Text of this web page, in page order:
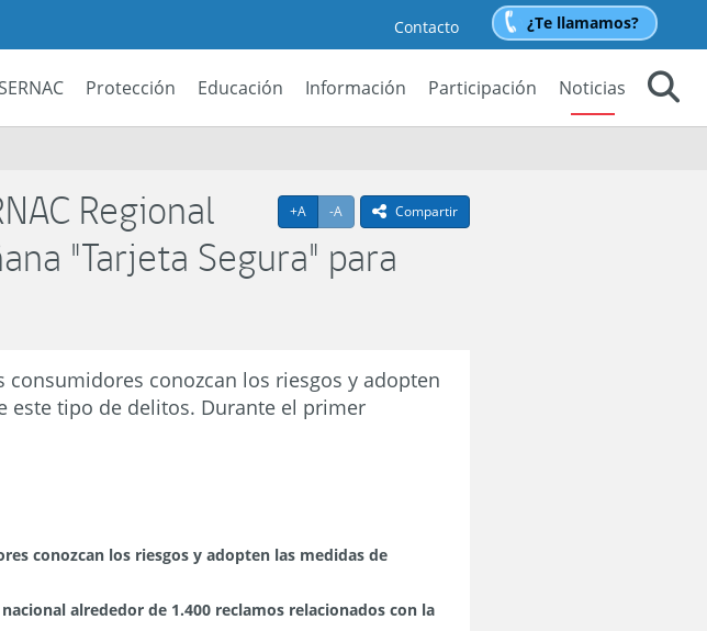
Contacto ¿Te llamamos?
Protección Educación Información Participación
Noticias
+A Agrandar texto
-A Achicar textoicono compartir
Compartir
Regional
"Tarjeta Segura" para
conozcan los riesgos y adopten
este tipo de delitos. Durante el primer
conozcan los riesgos y adopten las medidas de
alrededor de 1.400 reclamos relacionados con la